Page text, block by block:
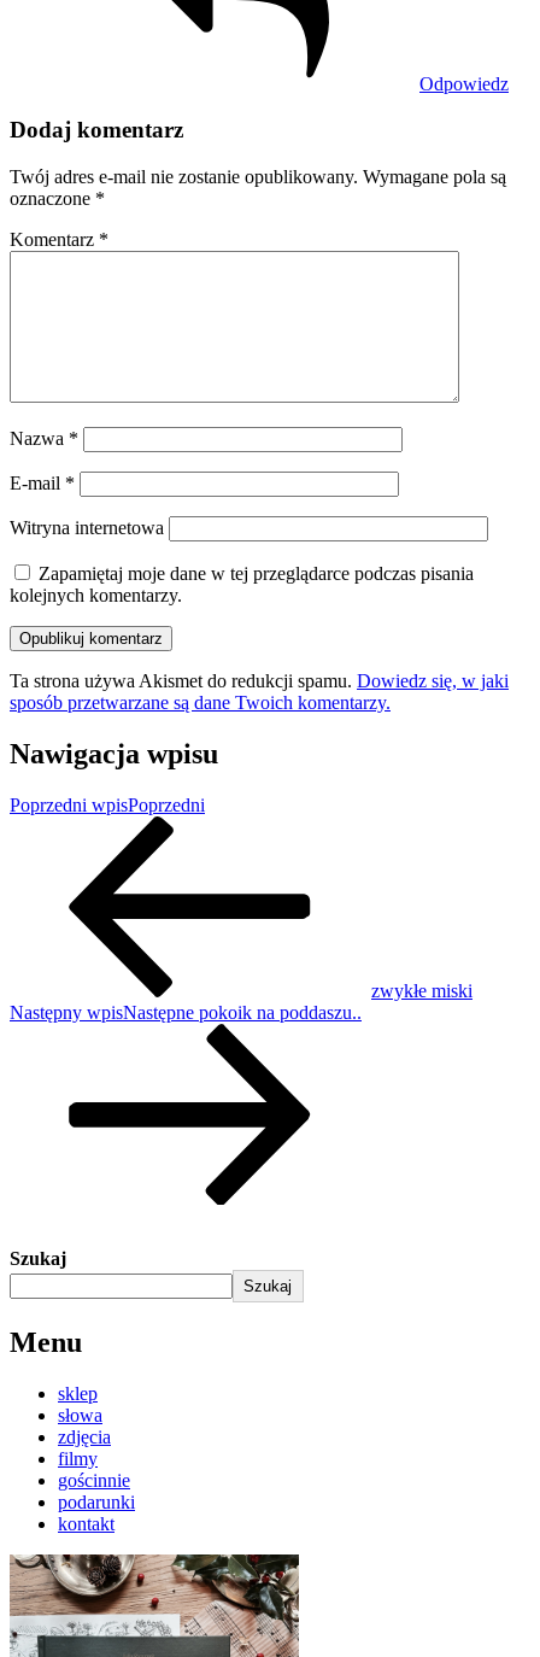
Odpowiedz
Dodaj komentarz
Twój adres e-mail nie zostanie opublikowany. Wymagane pola są
oznaczone *
Komentarz *
Nazwa *
E-mail *
Witryna internetowa
Zapamiętaj moje dane w tej przeglądarce podczas pisania
kolejnych komentarzy.
Ta strona używa Akismet do redukcji spamu. Dowiedz się, w jaki
sposób przetwarzane są dane Twoich komentarzy.
Nawigacja wpisu
Poprzedni wpisPoprzedni
zwykłe miski
Następny wpisNastępne pokoik na poddaszu..
Szukaj
Szukaj
Menu
sklep
słowa
zdjęcia
filmy
gościnnie
podarunki
kontakt